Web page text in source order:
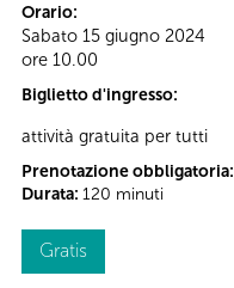
Orario:
Sabato 15 giugno 2024
ore 10.00
Biglietto d'ingresso:
attività gratuita per tutti
Prenotazione obbligatoria:
Durata: 120 minuti
Gratis